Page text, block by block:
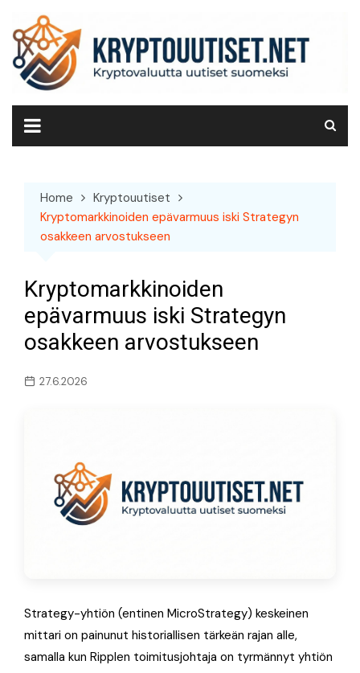
content
Home
Kryptouutiset
Kryptomarkkinoiden epävarmuus iski Strategyn
osakkeen arvostukseen
Kryptomarkkinoiden
epävarmuus iski Strategyn
osakkeen arvostukseen
27.6.2026
Strategy-yhtiön (entinen MicroStrategy) keskeinen
mittari on painunut historiallisen tärkeän rajan alle,
samalla kun Ripplen toimitusjohtaja on tyrmännyt yhtiön